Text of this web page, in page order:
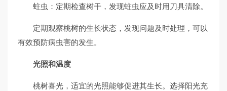
蛀虫：定期检查树干，发现蛀虫应及时用刀具清除。
定期观察桃树的生长状态，发现问题及时处理，可以
有效预防病虫害的发生。
光照和温度
桃树喜光，适宜的光照能够促进其生长。选择阳光充